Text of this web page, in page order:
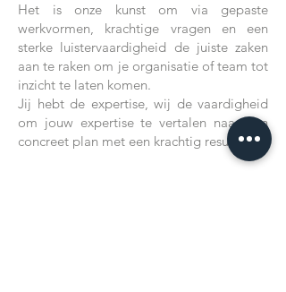
Het is onze kunst om via gepaste
werkvormen, krachtige vragen en een
sterke luistervaardigheid de juiste zaken
aan te raken om je organisatie of team tot
inzicht te laten komen.
Jij hebt de expertise, wij de vaardigheid
om jouw expertise te vertalen naar een
concreet plan met een krachtig resultaat.